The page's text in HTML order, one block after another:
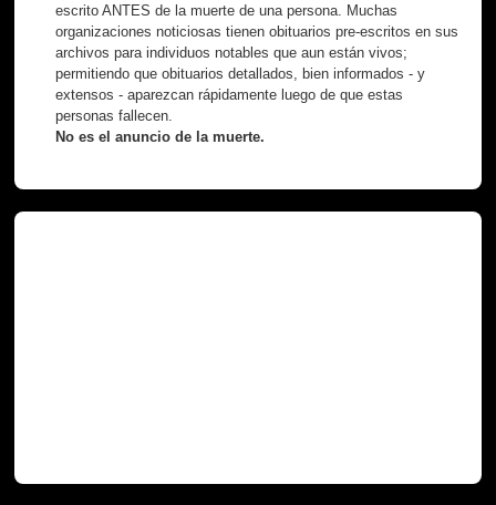
escrito ANTES de la muerte de una persona. Muchas
organizaciones noticiosas tienen obituarios pre-escritos en sus
archivos para individuos notables que aun están vivos;
permitiendo que obituarios detallados, bien informados - y
extensos - aparezcan rápidamente luego de que estas
personas fallecen.
No es el anuncio de la muerte.